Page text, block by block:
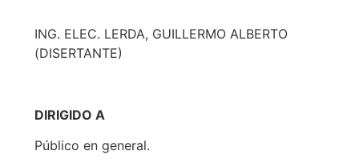
ING. ELEC. LERDA, GUILLERMO ALBERTO
(DISERTANTE)
DIRIGIDO A
Público en general.